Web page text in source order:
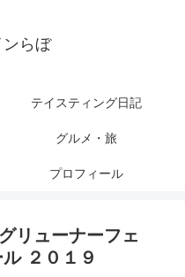
ンらぼ
テイスティング日記
グルメ・旅
プロフィール
リューナーフェ
２０１９